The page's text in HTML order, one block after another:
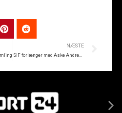
NÆSTE
SIF forlænger med Aske Andresen